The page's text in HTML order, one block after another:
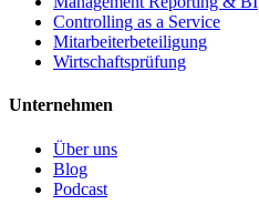
Controlling as a Service
Mitarbeiterbeteiligung
Wirtschaftsprüfung
Unternehmen
Über uns
Blog
Podcast